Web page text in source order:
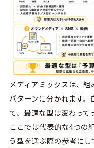
メディアミックスは、
パターンに分かれます。
て、最適な型は変わって
ここでは代表的な4つの
う型を選ぶ際の参考にし